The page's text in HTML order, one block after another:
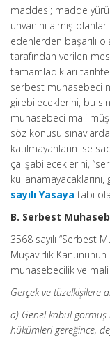
maddesi; madde
unvanını almış
edenlerden başarılı
tarafından verilen
tamamladıkları
serbest muhasebeci
girebileceklerini, bu
muhasebeci mali
söz konusu
katılmayanların ise
çalışabileceklerini,
sayılı Yasaya tabi
B. Serbest
3568 sayılı “Serbest
Müşavirlik Kanununun
muhasebecilik ve
Gerçek ve tüzelkişilere
a) Genel kabul
hükümleri gereğince,